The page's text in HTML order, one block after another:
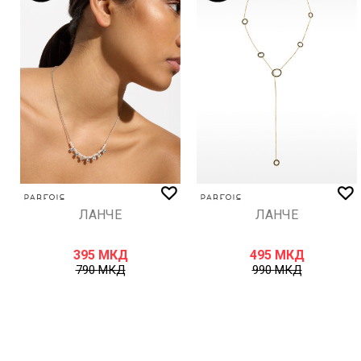
ИСПРАТИ
ЛАНЧЕ
395 МКД
790МКД
ЛАНЧЕ
495 МКД
990МКД